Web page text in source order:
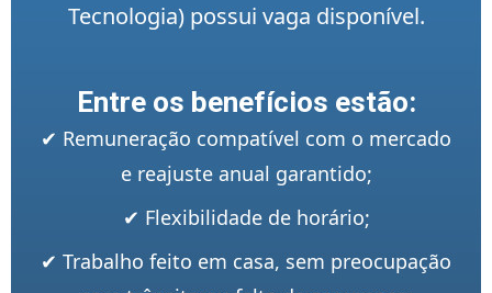
Tecnologia) possui vaga disponível.
Entre os benefícios estão:
✔ Remuneração compatível com o mercado
e reajuste anual garantido;
✔ Flexibilidade de horário;
✔ Trabalho feito em casa, sem preocupação